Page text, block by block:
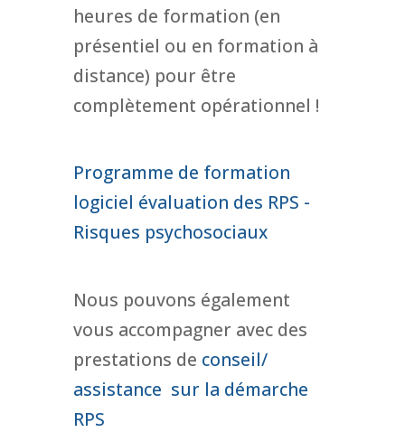
heures de formation (en
présentiel ou en formation à
distance) pour être
complètement opérationnel !
Programme de formation
logiciel évaluation des RPS -
Risques psychosociaux
Nous pouvons également
vous accompagner avec des
prestations de conseil/
assistance sur la démarche
RPS